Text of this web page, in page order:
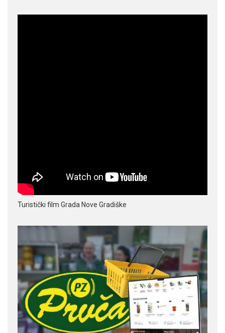
Turistički film Grada Nove Gradiške